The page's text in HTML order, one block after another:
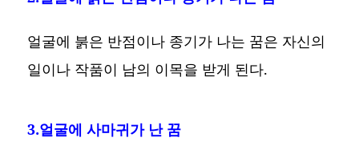
얼굴에 붉은 반점이나 종기가 나는 꿈은 자신의
일이나 작품이 남의 이목을 받게 된다.
3.얼굴에 사마귀가 난 꿈